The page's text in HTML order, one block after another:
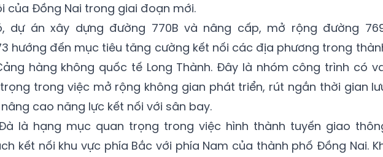
của Đồng Nai trong giai đoạn mới.
dự án xây dựng đường 770B và nâng cấp, mở rộng đường
hướng đến mục tiêu tăng cường kết nối các địa phương trong
hàng không quốc tế Long Thành. Đây là nhóm công trình có
trong việc mở rộng không gian phát triển, rút ngắn thời gian
cao năng lực kết nối với sân bay.
là hạng mục quan trọng trong việc hình thành tuyến giao
kết nối khu vực phía Bắc với phía Nam của thành phố Đồng Nai.